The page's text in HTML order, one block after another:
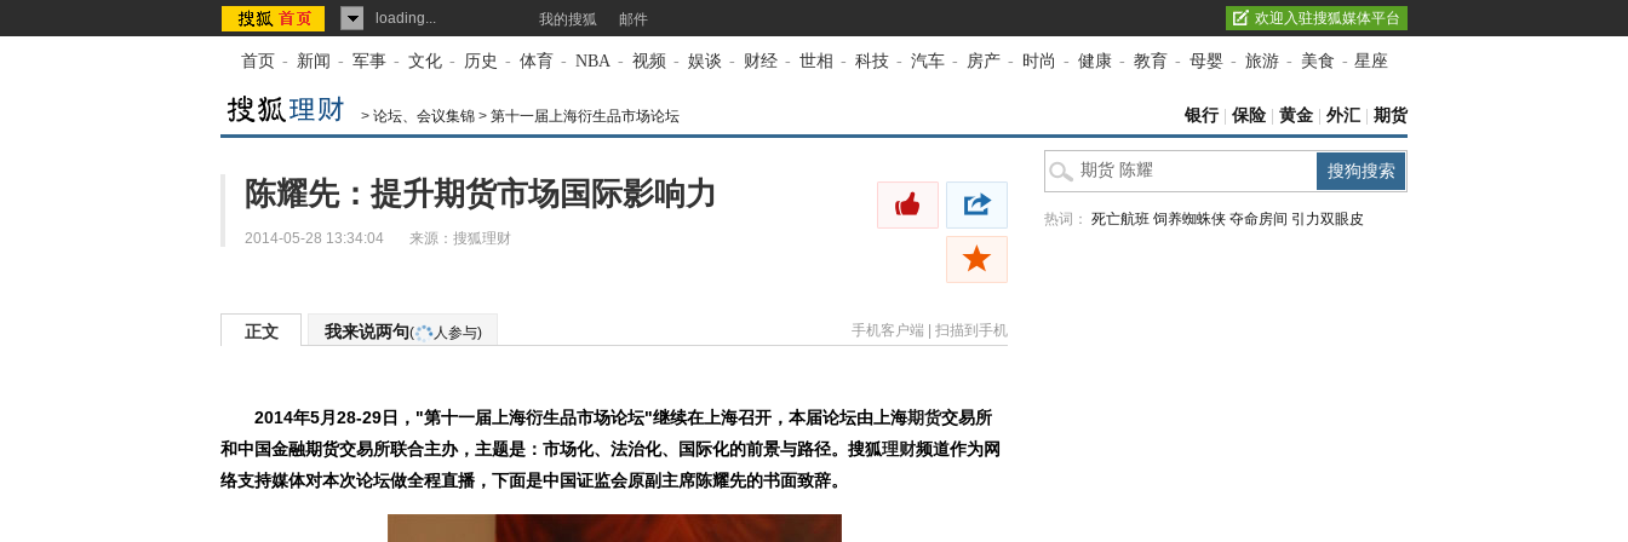
loading... 我的搜狐 邮件 欢迎入驻搜狐媒体平台
首页 - 新闻 - 军事 - 文化 - 历史 - 体育 - NBA - 视频 - 娱谈 - 财经 - 世相 - 科技 - 汽车 - 房产 - 时尚 - 健康 - 教育 - 母婴 - 旅游 - 美食 - 星座
> 论坛、会议集锦 > 第十一届上海衍生品市场论坛 银行| 保险 黄金 外汇 期货
陈耀先：提升期货市场国际影响力
2014-05-28 13:34:04 来源： 搜狐理财
正文 我来说两句( 人参与) 手机客户端 扫描到手机
2014年5月28-29日，"第十一届上海衍生品市场论坛"继续在上海召开，本届论坛由上海期货交易所
和中国金融期货交易所联合主办，主题是：市场化、法治化、国际化的前景与路径。搜狐理财频道作为网
络支持媒体对本次论坛做全程直播，下面是中国证监会原副主席陈耀先的书面致辞。
热词： 死亡航班 饲养蜘蛛侠 夺命房间 引力双眼皮